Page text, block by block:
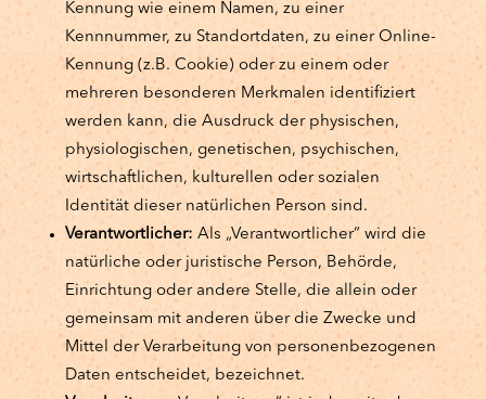
Kennung wie einem Namen, zu einer
Kennnummer, zu Standortdaten, zu einer Online-
Kennung (z.B. Cookie) oder zu einem oder
mehreren besonderen Merkmalen identifiziert
werden kann, die Ausdruck der physischen,
physiologischen, genetischen, psychischen,
wirtschaftlichen, kulturellen oder sozialen
Identität dieser natürlichen Person sind.
Verantwortlicher: Als „Verantwortlicher“ wird die
natürliche oder juristische Person, Behörde,
Einrichtung oder andere Stelle, die allein oder
gemeinsam mit anderen über die Zwecke und
Mittel der Verarbeitung von personenbezogenen
Daten entscheidet, bezeichnet.